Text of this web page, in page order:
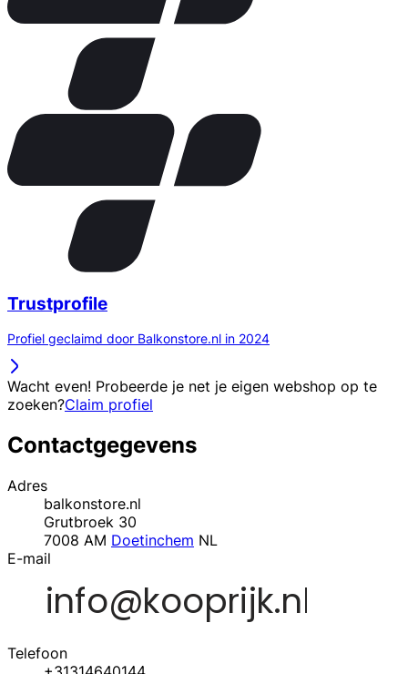
Trustprofile
Profiel geclaimd door Balkonstore.nl in 2024
Wacht even! Probeerde je net je eigen webshop op te
zoeken?Claim profiel
Contactgegevens
Adres
balkonstore.nl
Grutbroek 30
7008 AM Doetinchem NL
E-mail
Telefoon